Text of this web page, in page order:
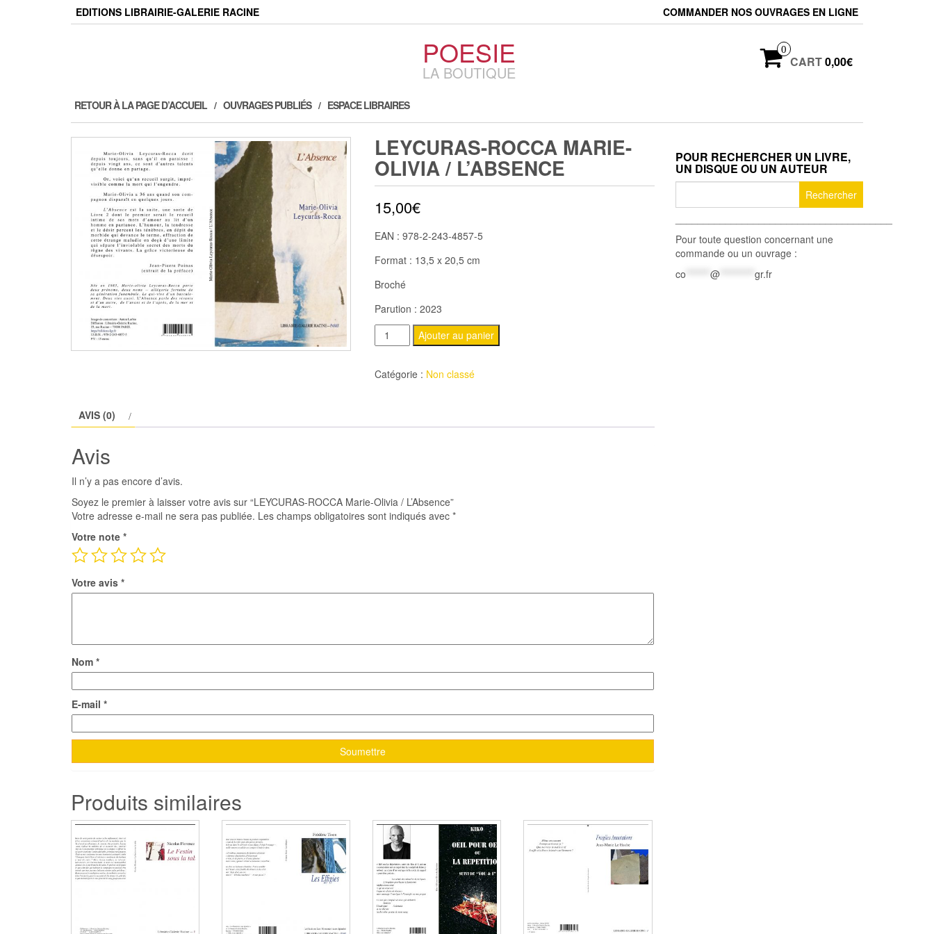
EDITIONS LIBRAIRIE-GALERIE RACINE COMMANDER NOS OUVRAGES EN LIGNE
POESIE
LA BOUTIQUE
0
CART0,00€
RETOUR À LA PAGE D’ACCUEIL OUVRAGES PUBLIÉS ESPACE LIBRAIRES
LEYCURAS-ROCCA MARIE-
OLIVIA / L’ABSENCE
15,00€
EAN : 978-2-243-4857-5
Format : 13,5 x 20,5 cm
Broché
Parution : 2023
quantité
de
LEYCURAS-
ROCCA
Ajouter au panier
Catégorie : Non classé
AVIS (0)
Avis
Il n’y a pas encore d’avis.
Soyez le premier à laisser votre avis sur “LEYCURAS-ROCCA Marie-Olivia / L’Absence”
Votre adresse e-mail ne sera pas publiée. Les champs obligatoires sont indiqués avec *
Votre note *
Votre avis *
Nom *
E-mail *
Produits similaires
POUR RECHERCHER UN LIVRE,
UN DISQUE OU UN AUTEUR
Pour toute question concernant une
commande ou un ouvrage :
co
@ gr.fr